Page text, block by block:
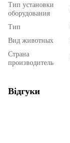
Тип установки
оборудования
Тип
Вид животных
Страна
производитель
Відгуки